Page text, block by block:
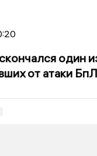
один
от атаки